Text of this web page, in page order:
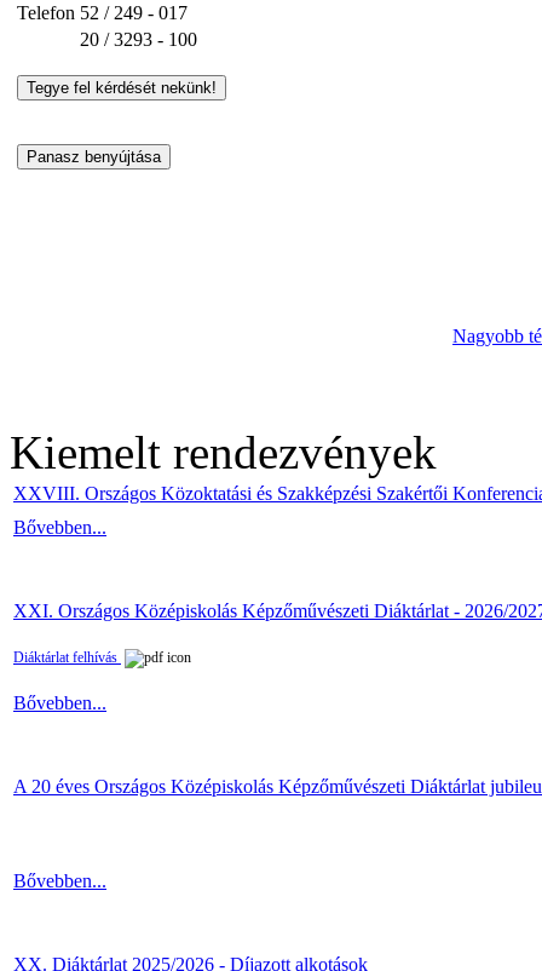
Telefon 52 / 249 - 017
20 / 3293 - 100
Nagyobb
Kiemelt rendezvények
XXVIII. Országos Közoktatási és Szakképzési Szakértői
Bővebben...
XXI. Országos Középiskolás Képzőművészeti Diáktárlat - 2026/
Diáktárlat felhívás
Bővebben...
A 20 éves Országos Középiskolás Képzőművészeti Diáktárlat
Bővebben...
XX. Diáktárlat 2025/2026 - Díjazott alkotások